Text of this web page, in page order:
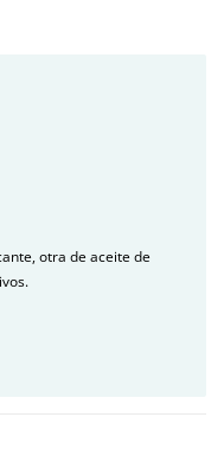
otra de aceite de